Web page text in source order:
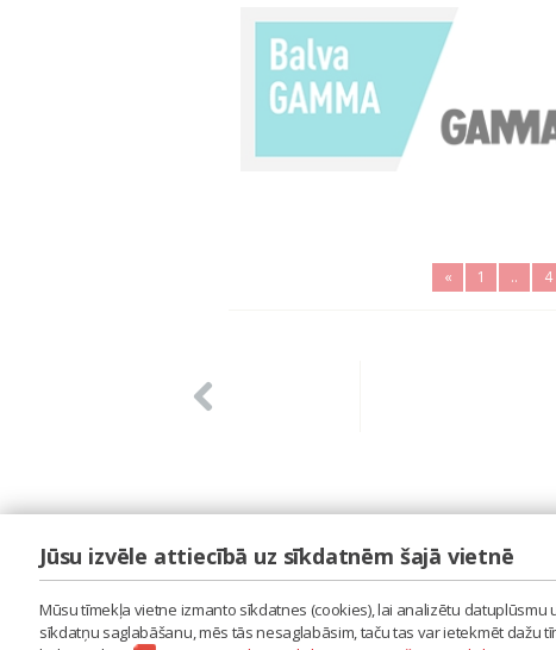
« 1 .. 4
LAIPA
ES RADU MŪZIKU
AKTUALITĀTES
Jūsu izvēle attiecībā uz sīkdatnēm šajā vietnē
Mūsu tīmekļa vietne izmanto sīkdatnes (cookies), lai analizētu
sīkdatņu saglabāšanu, mēs tās nesaglabāsim, taču tas var ietekmēt dažu